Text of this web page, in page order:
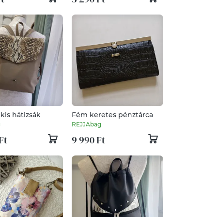
hátizsák Fém keretes pénztárca
REJJAbag
9 990 Ft